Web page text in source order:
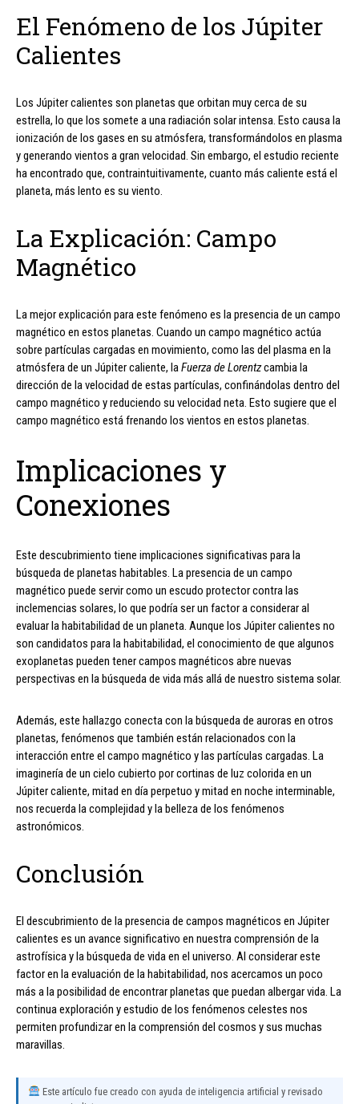
El Fenómeno de los Júpiter
Calientes
Los Júpiter calientes son planetas que orbitan muy cerca de su
estrella, lo que los somete a una radiación solar intensa. Esto causa la
ionización de los gases en su atmósfera, transformándolos en plasma
y generando vientos a gran velocidad. Sin embargo, el estudio reciente
ha encontrado que, contraintuitivamente, cuanto más caliente está el
planeta, más lento es su viento.
La Explicación: Campo
Magnético
La mejor explicación para este fenómeno es la presencia de un campo
magnético en estos planetas. Cuando un campo magnético actúa
sobre partículas cargadas en movimiento, como las del plasma en la
atmósfera de un Júpiter caliente, la Fuerza de Lorentzcambia la
dirección de la velocidad de estas partículas, confinándolas dentro del
campo magnético y reduciendo su velocidad neta. Esto sugiere que el
campo magnético está frenando los vientos en estos planetas.
Implicaciones y
Conexiones
Este descubrimiento tiene implicaciones significativas para la
búsqueda de planetas habitables. La presencia de un campo
magnético puede servir como un escudo protector contra las
inclemencias solares, lo que podría ser un factor a considerar al
evaluar la habitabilidad de un planeta. Aunque los Júpiter calientes no
son candidatos para la habitabilidad, el conocimiento de que algunos
exoplanetas pueden tener campos magnéticos abre nuevas
perspectivas en la búsqueda de vida más allá de nuestro sistema solar.
Además, este hallazgo conecta con la búsqueda de auroras en otros
planetas, fenómenos que también están relacionados con la
interacción entre el campo magnético y las partículas cargadas. La
imaginería de un cielo cubierto por cortinas de luz colorida en un
Júpiter caliente, mitad en día perpetuo y mitad en noche interminable,
nos recuerda la complejidad y la belleza de los fenómenos
astronómicos.
Conclusión
El descubrimiento de la presencia de campos magnéticos en Júpiter
calientes es un avance significativo en nuestra comprensión de la
astrofísica y la búsqueda de vida en el universo. Al considerar este
factor en la evaluación de la habitabilidad, nos acercamos un poco
más a la posibilidad de encontrar planetas que puedan albergar vida. La
continua exploración y estudio de los fenómenos celestes nos
permiten profundizar en la comprensión del cosmos y sus muchas
maravillas.
Este artículo fue creado con ayuda de inteligencia artificial y revisado